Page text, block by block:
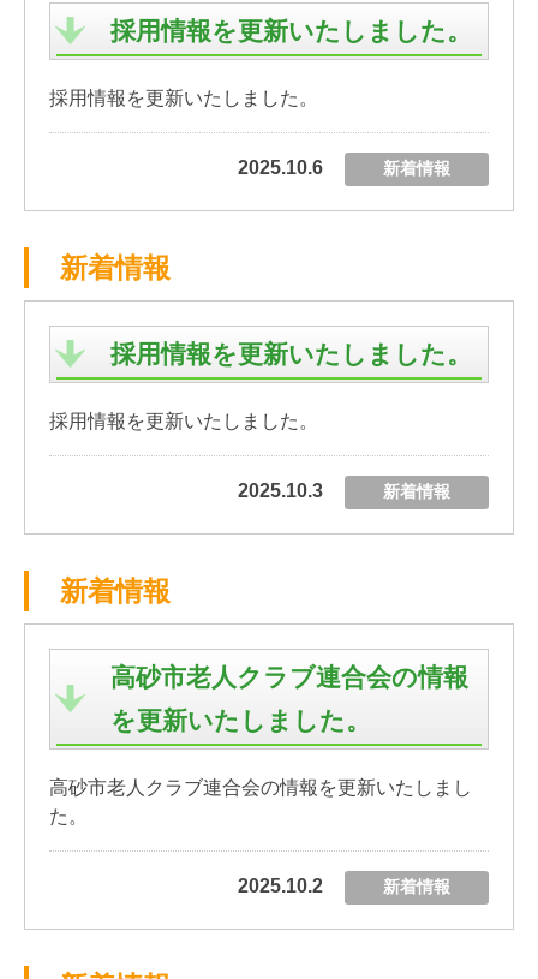
採用情報を更新いたしました。
採用情報を更新いたしました。
2025.10.6 新着情報
新着情報
採用情報を更新いたしました。
採用情報を更新いたしました。
2025.10.3 新着情報
新着情報
高砂市老人クラブ連合会の情報
を更新いたしました。
高砂市老人クラブ連合会の情報を更新いたしまし
た。
2025.10.2 新着情報